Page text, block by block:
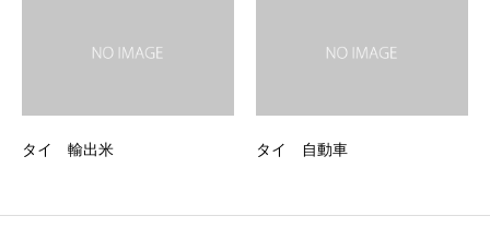
タイ 輸出米 タイ 自動車